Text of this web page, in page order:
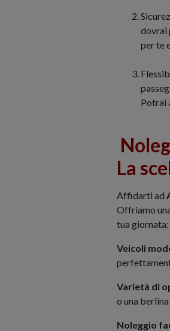
dovrai
per te
Potrai
La
Affidarti ad
Offriamo
tua giornata:
Veicoli
Varietà di
o una
Noleggio